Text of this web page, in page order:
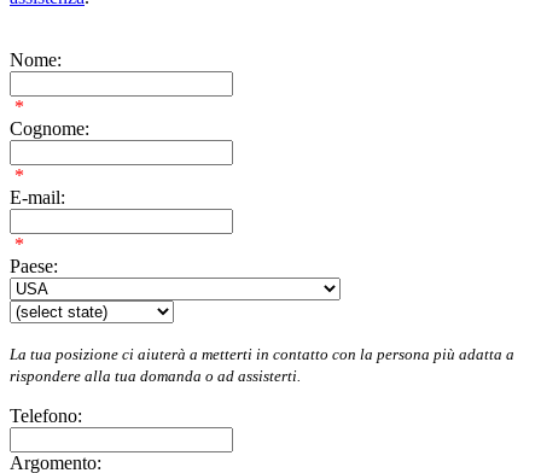
Nome:
*
Cognome:
*
E-mail:
*
Paese:
La tua posizione ci aiuterà a metterti in contatto con la persona più adatta a
rispondere alla tua domanda o ad assisterti.
Telefono:
Argomento: